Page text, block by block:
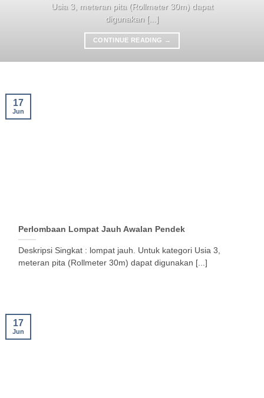
Usia 3, meteran pita (Rollmeter 30m) dapat
digunakan [...]
CONTINUE READING →
Perlombaan Lompat Jauh Awalan Pendek
Deskripsi Singkat : lompat jauh. Untuk kategori Usia 3,
meteran pita (Rollmeter 30m) dapat digunakan [...]
17
Jun
17
Jun